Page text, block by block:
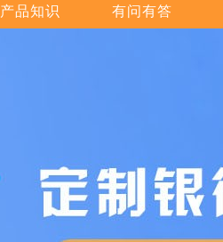
产品知识 有问有答